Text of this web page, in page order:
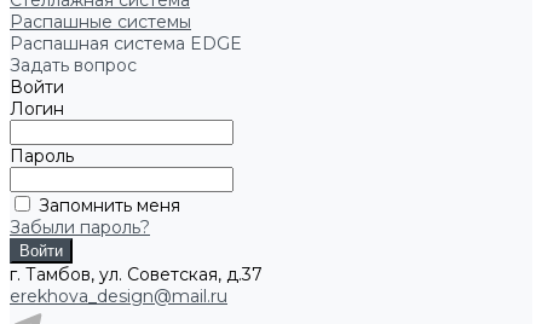
Распашные системы
Распашная система EDGE
Задать вопрос
Войти
Логин
Пароль
Запомнить меня
Забыли пароль?
г. Тамбов, ул. Советская, д.37
erekhova_design@mail.ru